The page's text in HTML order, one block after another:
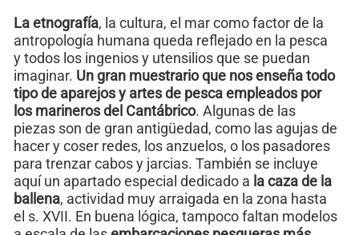
La etnografía, la cultura, el mar como factor de la
antropología humana queda reflejado en la pesca
y todos los ingenios y utensilios que se puedan
imaginar. Un gran muestrario que nos enseña todo
tipo de aparejos y artes de pesca empleados por
los marineros del Cantábrico. Algunas de las
piezas son de gran antigüedad, como las agujas de
hacer y coser redes, los anzuelos, o los pasadores
para trenzar cabos y jarcias. También se incluye
aquí un apartado especial dedicado a la caza de la
ballena, actividad muy arraigada en la zona hasta
el s. XVII. En buena lógica, tampoco faltan modelos